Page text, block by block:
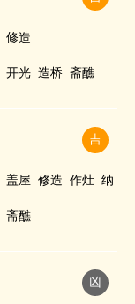
修造
开光 造桥 斋醮
吉
盖屋 修造 作灶 纳
斋醮
凶